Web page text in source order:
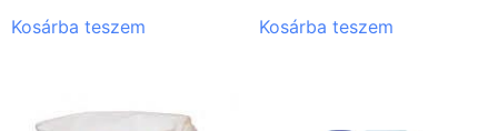
Kosárba teszem Kosárba teszem